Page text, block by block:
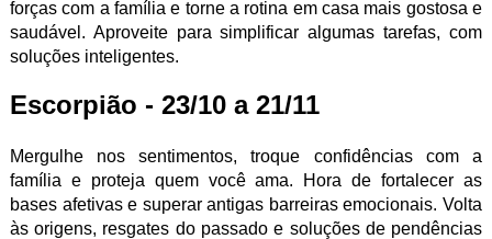
forças com a família e torne a rotina em casa mais gostosa e
saudável. Aproveite para simplificar algumas tarefas, com
soluções inteligentes.
Escorpião - 23/10 a 21/11
Mergulhe nos sentimentos, troque confidências com a
família e proteja quem você ama. Hora de fortalecer as
bases afetivas e superar antigas barreiras emocionais. Volta
às origens, resgates do passado e soluções de pendências